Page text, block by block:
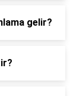
gelir?